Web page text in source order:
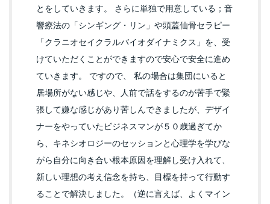
とをしていきます。 さらに単独で用意している；音
響療法の「シンギング・リン」や頭蓋仙骨セラピー
「クラニオセイクラルバイオダイナミクス」を、受
けていただくことができますので安心で安全に進め
ていきます。 ですので、 私の場合は集団にいると
居場所がない感じや、人前で話をするのが苦手で緊
張して嫌な感じがあり苦しんできましたが、デザイ
ナーをやっていたビジネスマンが５０歳過ぎてか
ら、キネシオロジーのセッションと心理学を学びな
がら自分に向き合い根本原因を理解し受け入れて、
新しい理想の考え信念を持ち、目標を持って行動す
ることで解決しました。（逆に言えば、よくマイン